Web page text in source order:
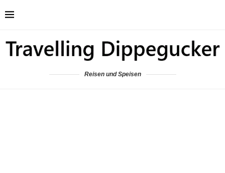
Reisen und Speisen